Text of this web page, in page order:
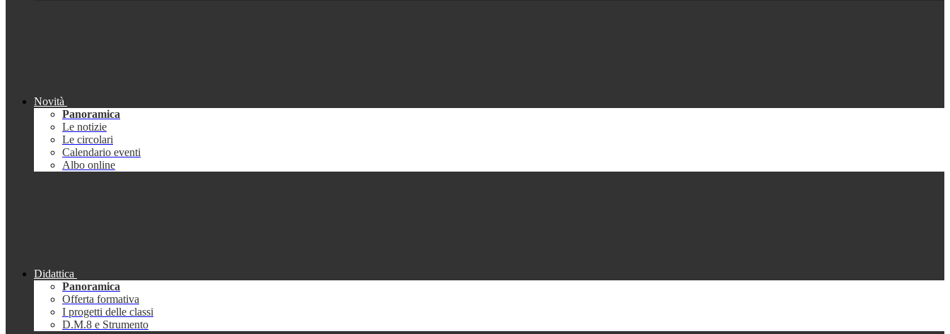
Novità
Panoramica
Le notizie
Le circolari
Calendario eventi
Albo online
Didattica
Panoramica
Offerta formativa
I progetti delle classi
D.M.8 e Strumento